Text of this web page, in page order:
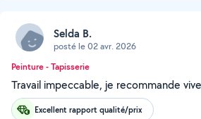
Selda B.
posté le 02 avr. 2026
Peinture - Tapisserie
Travail impeccable, je recommande
Excellent rapport qualité/prix